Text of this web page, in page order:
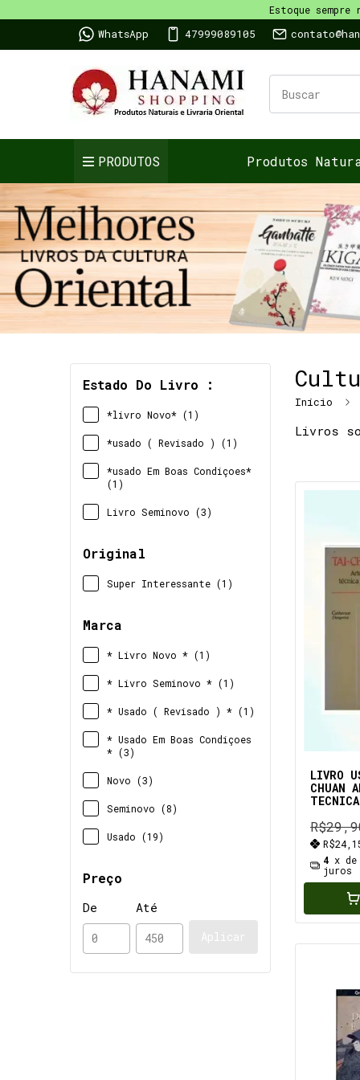
Estoque
WhatsApp 47999089105
PRODUTOS Produtos
Estado Do Livro :
*livro Novo* (1)
*usado ( Revisado ) (1)
*usado Em Boas Condiçoes*
(1)
Livro Seminovo (3)
Original
Super Interessante (1)
Marca
* Livro Novo * (1)
* Livro Seminovo * (1)
* Usado ( Revisado ) * (1)
* Usado Em Boas Condiçoes
* (3)
Novo (3)
Seminovo (8)
Usado (19)
Preço
De Até
Aplicar
Início
Livros
LIVRO
CHUAN
4 x de
juros